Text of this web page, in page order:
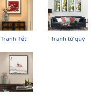
Tranh Tết Tranh tứ quý